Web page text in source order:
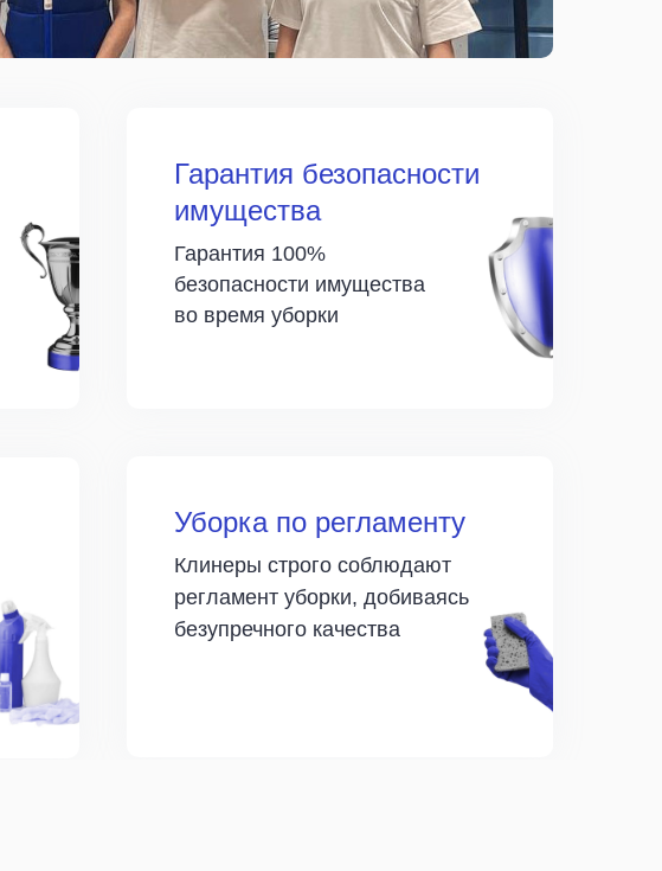
Гарантия безопасности
имущества
Гарантия 100%
безопасности имущества
во время уборки
Клинеры строго соблюдают
регламент уборки, добиваясь
безупречного качества
Уборка по регламенту